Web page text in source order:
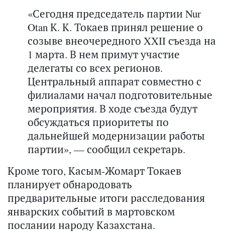
«Сегодня председатель партии Nur
Otan К. К. Токаев принял решение о
созыве внеочередного XXII съезда на
1 марта. В нем примут участие
делегаты со всех регионов.
Центральный аппарат совместно с
филиалами начал подготовительные
мероприятия. В ходе съезда будут
обсуждаться приоритеты по
дальнейшей модернизации работы
партии», — сообщил секретарь.
Кроме того, Касым-Жомарт Токаев
планирует обнародовать
предварительные итоги расследования
январских событий в мартовском
послании народу Казахстана.